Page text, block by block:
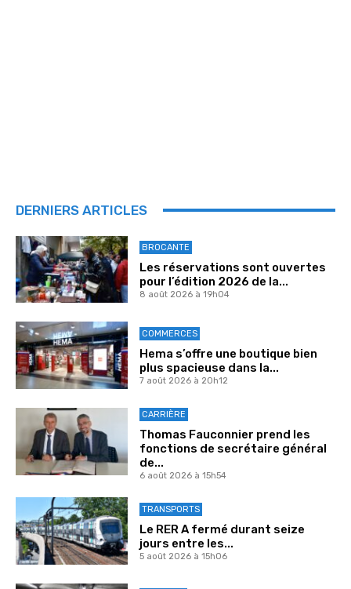
DERNIERS ARTICLES
BROCANTE
Les réservations sont ouvertes
pour l’édition 2026 de la...
8 août 2026 à 19h04
COMMERCES
Hema s’offre une boutique bien
plus spacieuse dans la...
7 août 2026 à 20h12
CARRIÈRE
Thomas Fauconnier prend les
fonctions de secrétaire général
de...
6 août 2026 à 15h54
TRANSPORTS
Le RER A fermé durant seize
jours entre les...
5 août 2026 à 15h06